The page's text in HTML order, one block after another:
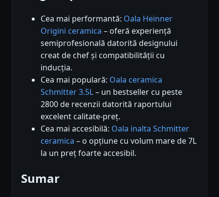
Cea mai performantă: Oala Heinner
Origini ceramica – oferă experiență
semiprofesională datorită designului
creat de chef și compatibilității cu
inducția.
Cea mai populară: Oala ceramica
Schmitter 3.5L– un bestseller cu peste
2800 de recenzii datorită raportului
excelent calitate-preț.
Cea mai accesibilă: Oala inalta Schmitter
ceramica – o opțiune cu volum mare de 7L
la un preț foarte accesibil.
Sumar